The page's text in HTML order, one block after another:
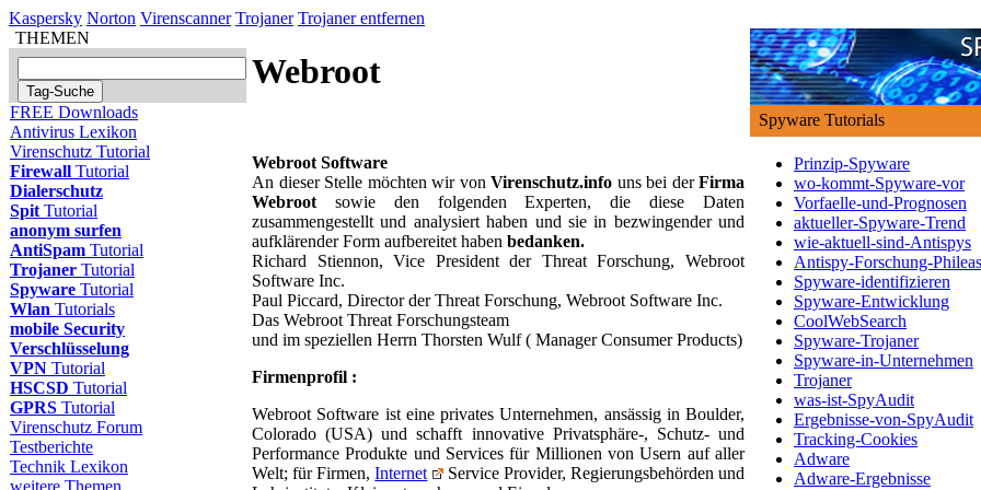
Kaspersky Norton Virenscanner Trojaner Trojaner entfernen
THEMEN
FREE Downloads
Antivirus Lexikon
Virenschutz Tutorial
Firewall Tutorial
Dialerschutz
Spit Tutorial
anonym surfen
AntiSpam Tutorial
Trojaner Tutorial
Spyware Tutorial
Wlan Tutorials
mobile Security
Verschlüsselung
VPN Tutorial
HSCSD Tutorial
GPRS Tutorial
Virenschutz Forum
Testberichte
Technik Lexikon
weitere Themen
Webroot
Webroot Software
An dieser Stelle möchten wir von Virenschutz.info uns bei derFirma
Webroot sowie den folgenden Experten, die diese Daten
zusammengestellt und analysiert haben und sie in bezwingender und
aufklärender Form aufbereitet haben bedanken.
Richard Stiennon, Vice President der Threat Forschung, Webroot
Software Inc.
Paul Piccard, Director der Threat Forschung, Webroot Software Inc.
Das Webroot Threat Forschungsteam
und im speziellen Herrn Thorsten Wulf ( Manager Consumer Products)
Firmenprofil :
Webroot Software ist eine privates Unternehmen, ansässig in Boulder,
Colorado (USA) und schafft innovative Privatsphäre-, Schutz- und
Performance Produkte und Services für Millionen von Usern auf aller
Welt; für Firmen,Internet
Service Provider, Regierungsbehörden und
Spyware Tutorials
Prinzip-Spyware
wo-kommt-Spyware-vor
Vorfaelle-und-Prognosen
aktueller-Spyware-Trend
wie-aktuell-sind-Antispys
Antispy-Forschung-Phileas
Spyware-identifizieren
Spyware-Entwicklung
CoolWebSearch
Spyware-Trojaner
Spyware-in-Unternehmen
Trojaner
was-ist-SpyAudit
Ergebnisse-von-SpyAudit
Tracking-Cookies
Adware
Adware-Ergebnisse